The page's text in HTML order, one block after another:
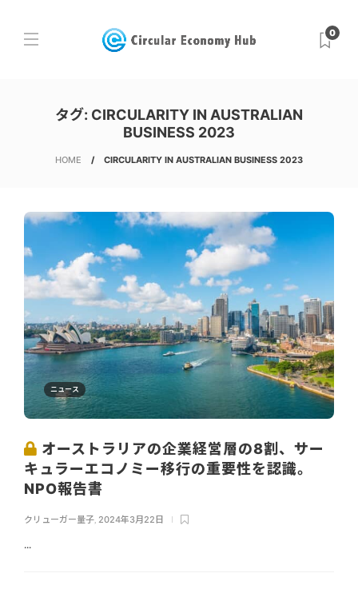
0
タグ: CIRCULARITY IN AUSTRALIAN
BUSINESS 2023
HOME CIRCULARITY IN AUSTRALIAN BUSINESS 2023
ニュース
オーストラリアの企業経営層の8割、サー
キュラーエコノミー移行の重要性を認識。
NPO報告書
クリューガー量子 2024年3月22日
...